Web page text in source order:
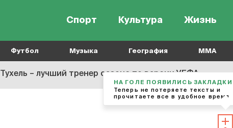
Спорт Культура Жизнь
Футбол Музыка География MMA
Тухель – лучший тренер сезона по версии УЕФА
НА ГОЛЕ ПОЯВИЛИСЬ ЗАКЛАДКИ
Теперь не потеряете тексты и
прочитаете все в удобное время